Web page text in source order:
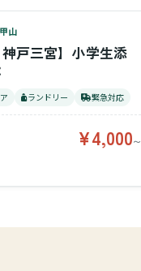
山
神戸三宮】小学生添
ランドリー 緊急対応
¥4,000〜